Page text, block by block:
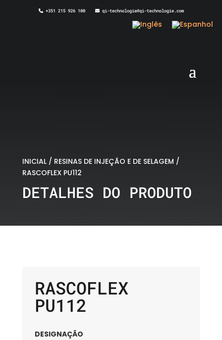
+351 215 926 100 qi-technologie@qi-technologie.com
INICIAL/ RESINAS DE INJEÇÃO E DE SELAGEM /
RASCOFLEX PU112
DETALHES DO PRODUTO
RASCOFLEX
PU112
DESIGNAÇÃO